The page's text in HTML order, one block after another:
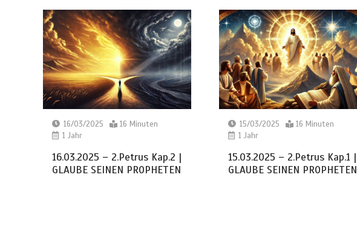
16/03/2025
16 Minuten
1 Jahr
16.03.2025 – 2.Petrus Kap.2 |
GLAUBE SEINEN PROPHETEN
15/03/2025
16 Minuten
1 Jahr
15.03.2025 – 2.Petrus Kap.1 |
GLAUBE SEINEN PROPHETEN